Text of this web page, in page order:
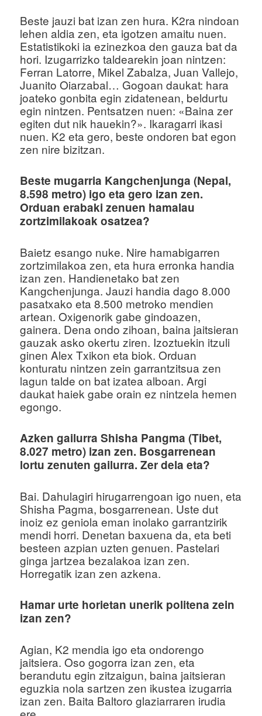
Beste jauzi bat izan zen hura. K2ra nindoan
lehen aldia zen, eta igotzen amaitu nuen.
Estatistikoki ia ezinezkoa den gauza bat da
hori. Izugarrizko taldearekin joan nintzen:
Ferran Latorre, Mikel Zabalza, Juan Vallejo,
Juanito Oiarzabal… Gogoan daukat: hara
joateko gonbita egin zidatenean, beldurtu
egin nintzen. Pentsatzen nuen: «Baina zer
egiten dut nik hauekin?». Ikaragarri ikasi
nuen. K2 eta gero, beste ondoren bat egon
zen nire bizitzan.
Beste mugarria Kangchenjunga (Nepal,
8.598 metro) igo eta gero izan zen.
Orduan erabaki zenuen hamalau
zortzimilakoak osatzea?
Baietz esango nuke. Nire hamabigarren
zortzimilakoa zen, eta hura erronka handia
izan zen. Handienetako bat zen
Kangchenjunga. Jauzi handia dago 8.000
pasatxako eta 8.500 metroko mendien
artean. Oxigenorik gabe gindoazen,
gainera. Dena ondo zihoan, baina jaitsieran
gauzak asko okertu ziren. Izoztuekin itzuli
ginen Alex Txikon eta biok. Orduan
konturatu nintzen zein garrantzitsua zen
lagun talde on bat izatea alboan. Argi
daukat haiek gabe orain ez nintzela hemen
egongo.
Azken gailurra Shisha Pangma (Tibet,
8.027 metro) izan zen. Bosgarrenean
lortu zenuten gailurra. Zer dela eta?
Bai. Dahulagiri hirugarrengoan igo nuen, eta
Shisha Pagma, bosgarrenean. Uste dut
inoiz ez geniola eman inolako garrantzirik
mendi horri. Denetan baxuena da, eta beti
besteen azpian uzten genuen. Pastelari
ginga jartzea bezalakoa izan zen.
Horregatik izan zen azkena.
Hamar urte horietan unerik politena zein
izan zen?
Agian, K2 mendia igo eta ondorengo
jaitsiera. Oso gogorra izan zen, eta
berandutu egin zitzaigun, baina jaitsieran
eguzkia nola sartzen zen ikustea izugarria
izan zen. Baita Baltoro glaziarraren irudia